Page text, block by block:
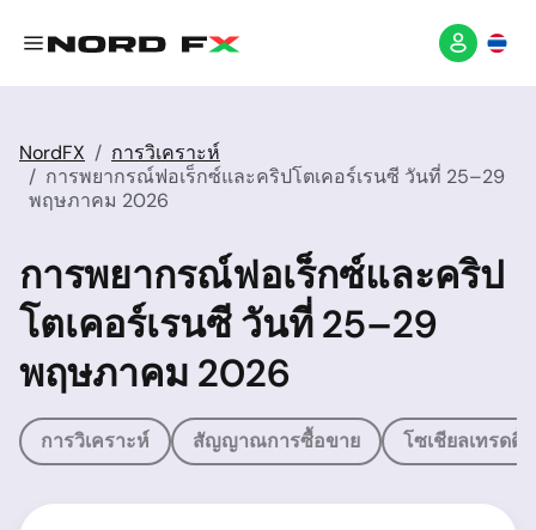
NordFX
การวิเคราะห์
การพยากรณ์ฟอเร็กซ์และคริปโตเคอร์เรนซี วันที่ 25–29
พฤษภาคม 2026
การพยากรณ์ฟอเร็กซ์และคริป
โตเคอร์เรนซี วันที่ 25–29
พฤษภาคม 2026
การวิเคราะห์ สัญญาณการซื้อขาย โซเชียลเทรดดิ้ง